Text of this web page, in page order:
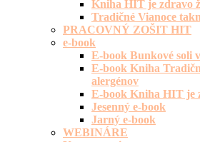
Kniha HIT je zdravo
Tradičné Vianoce
PRACOVNÝ ZOŠIT HIT
e-book
E-book Bunkové soli
E-book Kniha
alergénov
E-book Kniha HIT je
Jesenný e-book
Jarný e-book
WEBINÁRE